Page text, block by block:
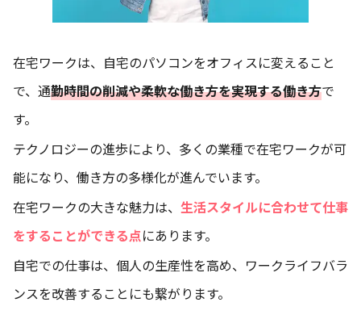
在宅ワークは、自宅のパソコンをオフィスに変えること
で、通勤時間の削減や柔軟な働き方を実現する働き方で
す。
テクノロジーの進歩により、多くの業種で在宅ワークが可
能になり、働き方の多様化が進んでいます。
在宅ワークの大きな魅力は、 生活スタイルに合わせて仕事
をすることができる点にあります。
自宅での仕事は、個人の生産性を高め、ワークライフバラ
ンスを改善することにも繋がります。